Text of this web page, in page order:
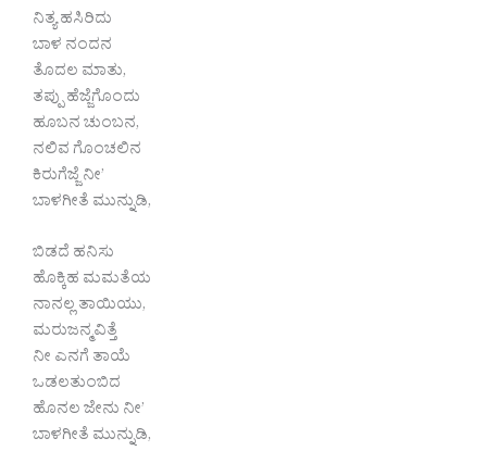
ನಿತ್ಯ ಹಸಿರಿದು
ಬಾಳ ನಂದನ
ತೊದಲ ಮಾತು,
ತಪ್ಪು ಹೆಜ್ಜೆಗೊಂದು
ಹೂಬನ ಚುಂಬನ,
ನಲಿವ ಗೊಂಚಲಿನ
ಕಿರುಗೆಜ್ಜೆ ನೀ’
ಬಾಳಗೀತೆ ಮುನ್ನುಡಿ,
ಬಿಡದೆ ಹನಿಸು
ಹೊಕ್ಕಿಹ ಮಮತೆಯ
ನಾನಲ್ಲ ತಾಯಿಯು,
ಮರುಜನ್ಮವಿತ್ತೆ
ನೀ ಎನಗೆ ತಾಯೆ
ಒಡಲತುಂಬಿದ
ಹೊನಲ ಜೇನು ನೀ’
ಬಾಳಗೀತೆ ಮುನ್ನುಡಿ,